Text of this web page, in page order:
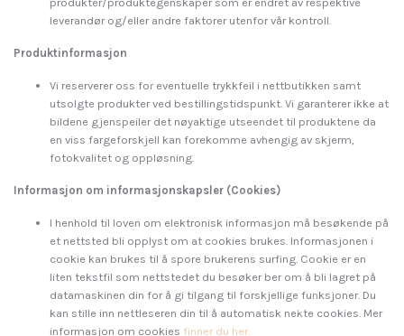
leverandør og/eller andre faktorer utenfor vår kontroll.
Produktinformasjon
Vi reserverer oss for eventuelle trykkfeil i nettbutikken samt
utsolgte produkter ved bestillingstidspunkt. Vi garanterer ikke at
bildene gjenspeiler det nøyaktige utseendet til produktene da
en viss fargeforskjell kan forekomme avhengig av skjerm,
fotokvalitet og oppløsning.
Informasjon om informasjonskapsler (Cookies)
I henhold til loven om elektronisk informasjon må besøkende på
et nettsted bli opplyst om at cookies brukes. Informasjonen i
cookie kan brukes til å spore brukerens surfing. Cookie er en
liten tekstfil som nettstedet du besøker ber om å bli lagret på
datamaskinen din for å gi tilgang til forskjellige funksjoner. Du
kan stille inn nettleseren din til å automatisk nekte cookies. Mer
informasjon om cookies finner du her.